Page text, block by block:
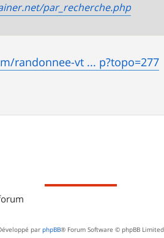
par_recherche.php
randonnee-vt ... p?topo=277
par phpBB® Forum Software © phpBB Limited